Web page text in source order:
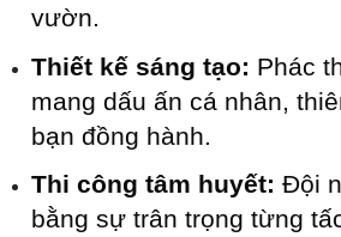
vườn.
Thiết kế sáng tạo: Phác
mang dấu ấn cá nhân,
bạn đồng hành.
Thi công tâm huyết: Đội
bằng sự trân trọng từng